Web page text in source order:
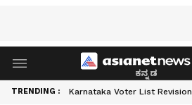
ಕನ್ನಡ
TRENDING : Karnataka Voter List Revision